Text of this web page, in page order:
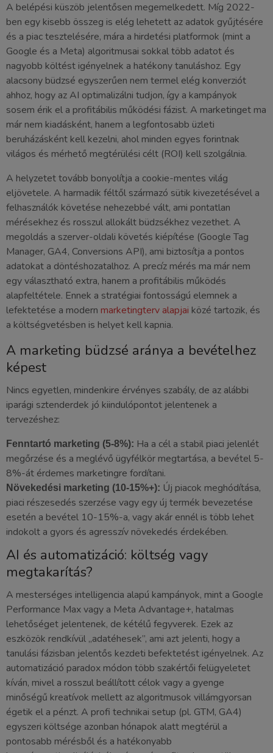
A belépési küszöb jelentősen megemelkedett. Míg 2022-
ben egy kisebb összeg is elég lehetett az adatok gyűjtésére
és a piac tesztelésére, mára a hirdetési platformok (mint a
Google és a Meta) algoritmusai sokkal több adatot és
nagyobb költést igényelnek a hatékony tanuláshoz. Egy
alacsony büdzsé egyszerűen nem termel elég konverziót
ahhoz, hogy az AI optimalizálni tudjon, így a kampányok
sosem érik el a profitábilis működési fázist. A marketinget ma
már nem kiadásként, hanem a legfontosabb üzleti
beruházásként kell kezelni, ahol minden egyes forintnak
világos és mérhető megtérülési célt (ROI) kell szolgálnia.
A helyzetet tovább bonyolítja a cookie-mentes világ
eljövetele. A harmadik féltől származó sütik kivezetésével a
felhasználók követése nehezebbé vált, ami pontatlan
mérésekhez és rosszul allokált büdzsékhez vezethet. A
megoldás a szerver-oldali követés kiépítése (Google Tag
Manager, GA4, Conversions API), ami biztosítja a pontos
adatokat a döntéshozatalhoz. A precíz mérés ma már nem
egy választható extra, hanem a profitábilis működés
alapfeltétele. Ennek a stratégiai fontosságú elemnek a
lefektetése a modern marketingterv alapjai közé tartozik, és
a költségvetésben is helyet kell kapnia.
A marketing büdzsé aránya a bevételhez
képest
Nincs egyetlen, mindenkire érvényes szabály, de az alábbi
iparági sztenderdek jó kiindulópontot jelentenek a
tervezéshez:
Fenntartó marketing (5-8%): Ha a cél a stabil piaci jelenlét
megőrzése és a meglévő ügyfélkör megtartása, a bevétel 5-
8%-át érdemes marketingre fordítani.
Növekedési marketing (10-15%+): Új piacok meghódítása,
piaci részesedés szerzése vagy egy új termék bevezetése
esetén a bevétel 10-15%-a, vagy akár ennél is több lehet
indokolt a gyors és agresszív növekedés érdekében.
AI és automatizáció: költség vagy
megtakarítás?
A mesterséges intelligencia alapú kampányok, mint a Google
Performance Max vagy a Meta Advantage+, hatalmas
lehetőséget jelentenek, de kétélű fegyverek. Ezek az
eszközök rendkívül „adatéhesek”, ami azt jelenti, hogy a
tanulási fázisban jelentős kezdeti befektetést igényelnek. Az
automatizáció paradox módon több szakértői felügyeletet
kíván, mivel a rosszul beállított célok vagy a gyenge
minőségű kreatívok mellett az algoritmusok villámgyorsan
égetik el a pénzt. A profi technikai setup (pl. GTM, GA4)
egyszeri költsége azonban hónapok alatt megtérül a
pontosabb mérésből és a hatékonyabb